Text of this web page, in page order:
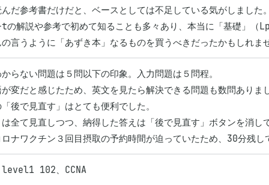
だ参考書だけだと、ベースとしては不足している気がしました
解説や参考で初めて知ることも多々あり、本当に「基礎」
言うように「あずき本」なるものを買うべきだったかもしれま
らない問題は５問以下の印象。入力問題は５問程。
変だと感じたため、英文を見たら解決できる問題も数問ありま
後で見直す」はとても便利でした。
全て見直しつつ、納得した答えは「後で見直す」ボタンを消
102、CCNA